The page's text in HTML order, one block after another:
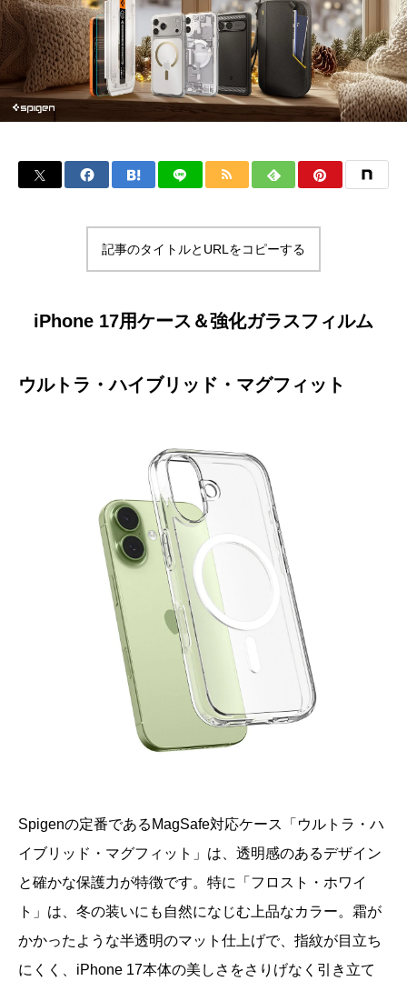
記事のタイトルとURLをコピーする
iPhone 17用ケース＆強化ガラスフィルム
ウルトラ・ハイブリッド・マグフィット
Spigenの定番であるMagSafe対応ケース「ウルトラ・ハ
イブリッド・マグフィット」は、透明感のあるデザイン
と確かな保護力が特徴です。特に「フロスト・ホワイ
ト」は、冬の装いにも自然になじむ上品なカラー。霜が
かかったような半透明のマット仕上げで、指紋が目立ち
にくく、iPhone 17本体の美しさをさりげなく引き立て